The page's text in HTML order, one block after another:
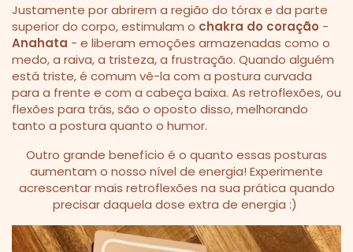
Justamente por abrirem a região do tórax e da parte
superior do corpo, estimulam o chakra do coração -
Anahata - e liberam emoções armazenadas como o
medo, a raiva, a tristeza, a frustração. Quando alguém
está triste, é comum vê-la com a postura curvada
para a frente e com a cabeça baixa. As retroflexões, ou
flexões para trás, são o oposto disso, melhorando
tanto a postura quanto o humor.
Outro grande benefício é o quanto essas posturas
aumentam o nosso nível de energia! Experimente
acrescentar mais retroflexões na sua prática quando
precisar daquela dose extra de energia :)